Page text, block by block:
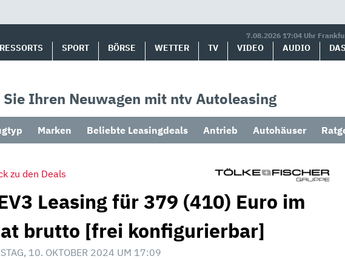
7.08.2026 17:04 Uhr
RESSORTS SPORT BÖRSE WETTER TV VIDEO AUDIO
Sie Ihren Neuwagen mit ntv Autoleasing
Marken Beliebte Leasingdeals Antrieb Autohäuser
zu den Deals
Leasing für 379 (410) Euro im
brutto [frei konfigurierbar]
10. OKTOBER 2024 UM 17:09